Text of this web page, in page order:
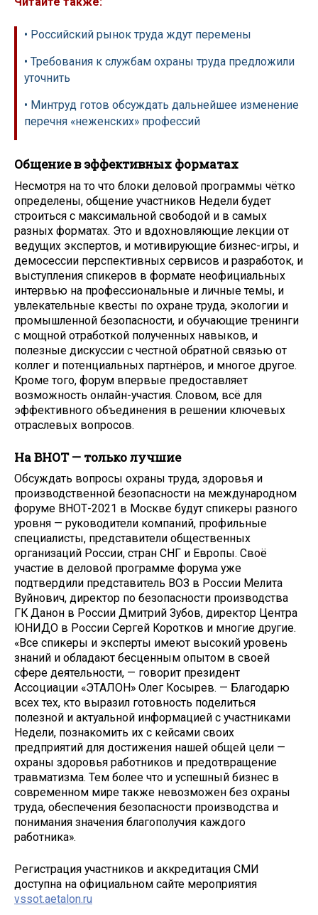
• Российский рынок труда ждут перемены
• Требования к службам охраны труда предложили
уточнить
• Минтруд готов обсуждать дальнейшее изменение
перечня «неженских» профессий
Общение в эффективных форматах
Несмотря на то что блоки деловой программы чётко
определены, общение участников Недели будет
строиться с максимальной свободой и в самых
разных форматах. Это и вдохновляющие лекции от
ведущих экспертов, и мотивирующие бизнес-игры, и
демосессии перспективных сервисов и разработок, и
выступления спикеров в формате неофициальных
интервью на профессиональные и личные темы, и
увлекательные квесты по охране труда, экологии и
промышленной безопасности, и обучающие тренинги
с мощной отработкой полученных навыков, и
полезные дискуссии с честной обратной связью от
коллег и потенциальных партнёров, и многое другое.
Кроме того, форум впервые предоставляет
возможность онлайн-участия. Словом, всё для
эффективного объединения в решении ключевых
отраслевых вопросов.
На ВНОТ — только лучшие
Обсуждать вопросы охраны труда, здоровья и
производственной безопасности на международном
форуме ВНОТ-2021 в Москве будут спикеры разного
уровня — руководители компаний, профильные
специалисты, представители общественных
организаций России, стран СНГ и Европы. Своё
участие в деловой программе форума уже
подтвердили представитель ВОЗ в России Мелита
Вуйнович, директор по безопасности производства
ГК Данон в России Дмитрий Зубов, директор Центра
ЮНИДО в России Сергей Коротков и многие другие.
«Все спикеры и эксперты имеют высокий уровень
знаний и обладают бесценным опытом в своей
сфере деятельности, — говорит президент
Ассоциации «ЭТАЛОН» Олег Косырев. — Благодарю
всех тех, кто выразил готовность поделиться
полезной и актуальной информацией с участниками
Недели, познакомить их с кейсами своих
предприятий для достижения нашей общей цели —
охраны здоровья работников и предотвращение
травматизма. Тем более что и успешный бизнес в
современном мире также невозможен без охраны
труда, обеспечения безопасности производства и
понимания значения благополучия каждого
работника».
Регистрация участников и аккредитация СМИ
доступна на официальном сайте мероприятия
vssot.aetalon.ru